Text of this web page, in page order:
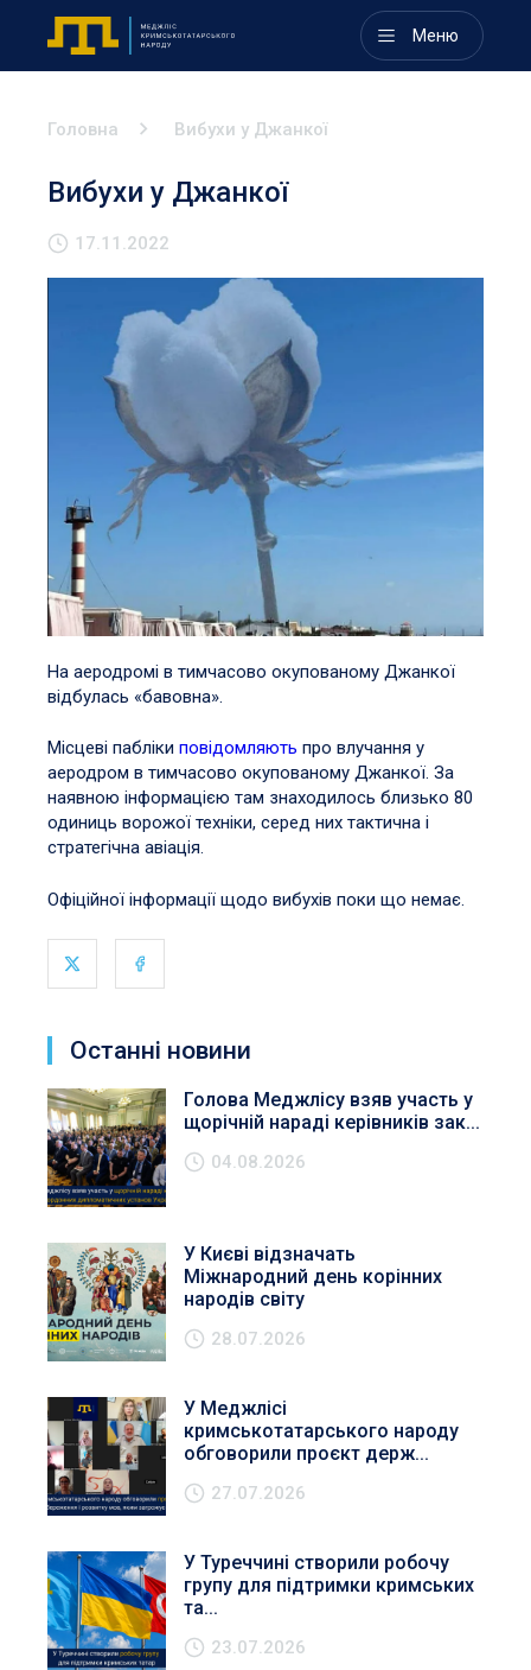
Меню
Головна Вибухи у Джанкої
Вибухи у Джанкої
17.11.2022
На аеродромі в тимчасово окупованому Джанкої
відбулась «бавовна».
Місцеві пабліки повідомляють про влучання у
аеродром в тимчасово окупованому Джанкої. За
наявною інформацією там знаходилось близько 80
одиниць ворожої техніки, серед них тактична і
стратегічна авіація.
Офіційної інформації щодо вибухів поки що немає.
Останні новини
Голова Меджлісу взяв участь у
щорічній нараді керівників зак...
04.08.2026
У Києві відзначать
Міжнародний день корінних
народів світу
28.07.2026
У Меджлісі
кримськотатарського народу
обговорили проєкт держ...
27.07.2026
У Туреччині створили робочу
групу для підтримки кримських
та...
23.07.2026